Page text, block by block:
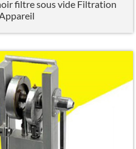
filtre sous vide Filtration